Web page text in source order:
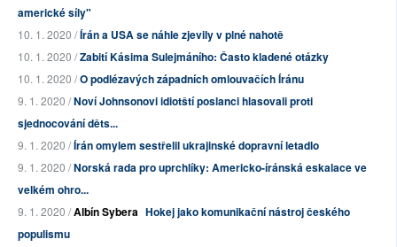
americké síly"
10. 1. 2020 /Írán a USA se náhle zjevily v plné nahotě
10. 1. 2020 /Zabití Kásima Sulejmáního: Často kladené otázky
10. 1. 2020 /O podlézavých západních omlouvačích Íránu
9. 1. 2020 /Noví Johnsonovi idiotští poslanci hlasovali proti
sjednocování děts...
9. 1. 2020 /Írán omylem sestřelil ukrajinské dopravní letadlo
9. 1. 2020 /Norská rada pro uprchlíky: Americko-íránská eskalace ve
velkém ohro...
9. 1. 2020 /Albín Sybera Hokej jako komunikační nástroj českého
populismu